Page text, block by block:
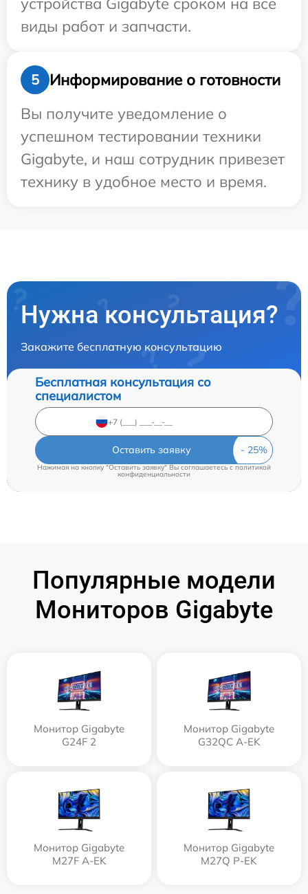
виды работ и запчасти.
5
Информирование о готовности
Вы получите уведомление о
успешном тестировании техники
Gigabyte, и наш сотрудник привезет
технику в удобное место и время.
Нужна консультация?
Закажите бесплатную консультацию
Бесплатная консультация со
специалистом
Оставить заявку
Нажимая на кнопку "Оставить заявку" Вы соглашаетесь cполитикой
конфиденциальности
Популярные модели
Мониторов Gigabyte
Монитор Gigabyte
G24F 2
Монитор Gigabyte
G32QC A-EK
Монитор Gigabyte
M27F A-EK
Монитор Gigabyte
M27Q P-EK